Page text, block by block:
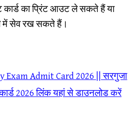
का प्रिंट आउट ले सकते हैं या
में सेव रख सकते हैं।
Exam Admit Card 2026 || सरगुजा
कार्ड 2026 लिंक यहां से डाउनलोड करें